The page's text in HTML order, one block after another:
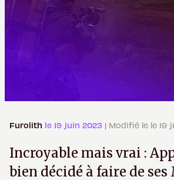
Furolith le 19 juin 2023 | Modifié le le 19
Incroyable mais vrai :
bien décidé à faire de ses